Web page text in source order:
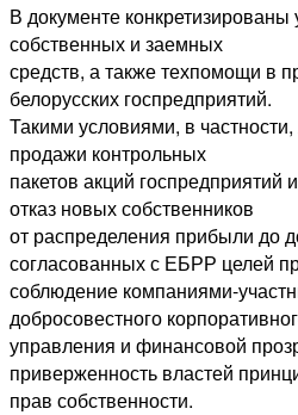
В документе
собственных и заемных
средств, а также техпомощи в
белорусских госпредприятий.
Такими условиями, в
продажи контрольных
пакетов акций
отказ новых собственников
от распределения прибыли до
согласованных с ЕБРР целей
соблюдение компаниями-
добросовестного
управления и финансовой
приверженность властей
прав собственности.